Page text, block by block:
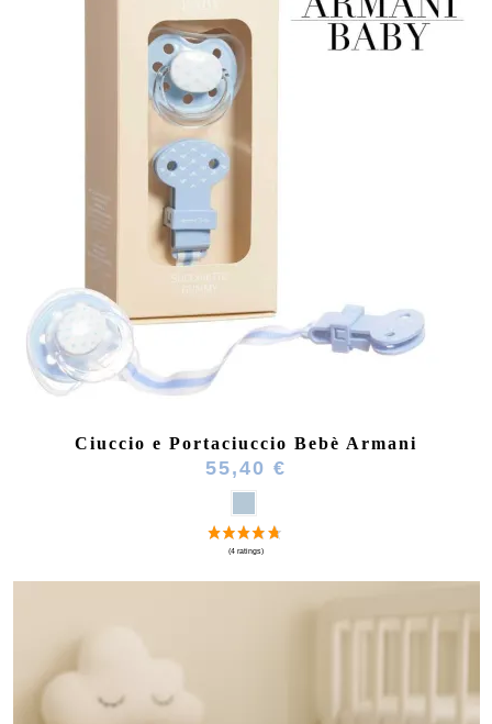
Ciuccio e Portaciuccio Bebè Armani
55,40 €